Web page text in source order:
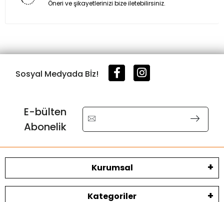
Öneri ve şikayetlerinizi bize iletebilirsiniz.
Sosyal Medyada Bİz!
E-bülten
Abonelik
Kurumsal
Kategoriler